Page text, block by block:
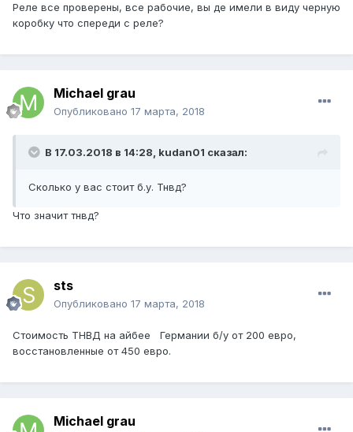
Реле все проверены, все рабочие, вы де имели в виду черную
коробку что спереди с реле?
Michael grau
Опубликовано 17 марта, 2018
В 17.03.2018 в 14:28, kudan01 сказал:
Сколько у вас стоит б.у. Тнвд?
Что значит тнвд?
sts
Опубликовано 17 марта, 2018
Стоимость ТНВД на айбее Германии б/у от 200 евро,
восстановленные от 450 евро.
Michael grau